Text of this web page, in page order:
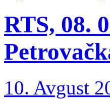
RTS, 08.
10. Avgust